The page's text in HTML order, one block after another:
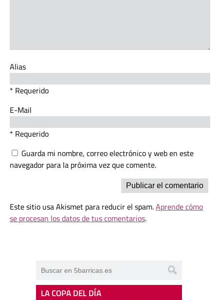
Alias
* Requerido
E-Mail
* Requerido
Guarda mi nombre, correo electrónico y web en este
navegador para la próxima vez que comente.
Este sitio usa Akismet para reducir el spam.Aprende cómo
se procesan los datos de tus comentarios.
LA COPA DEL DÍA